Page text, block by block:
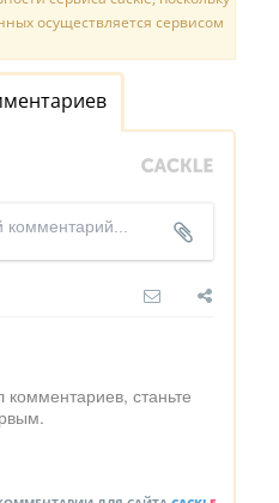
осуществляется сервисом
станьте